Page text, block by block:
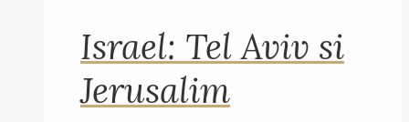
Israel: Tel Aviv si
Jerusalim